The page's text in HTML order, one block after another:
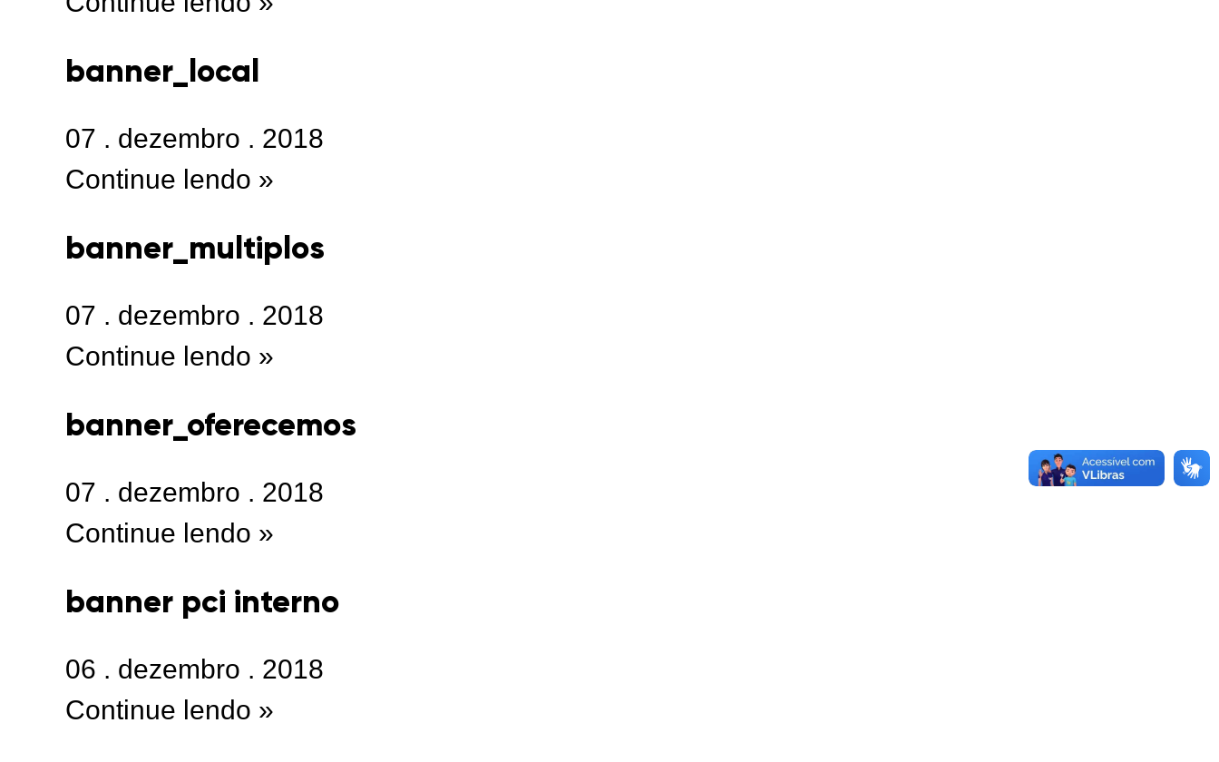
banner_local
07 . dezembro . 2018
Continue lendo »
banner_multiplos
07 . dezembro . 2018
Continue lendo »
banner_oferecemos
07 . dezembro . 2018
Continue lendo »
banner pci interno
06 . dezembro . 2018
Continue lendo »